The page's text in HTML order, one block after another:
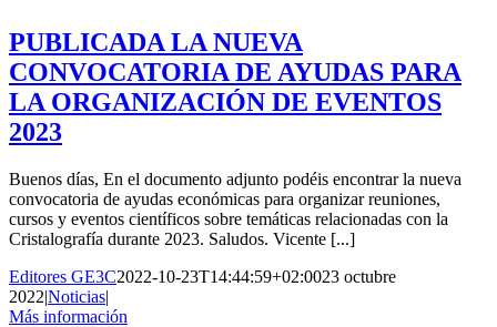
PUBLICADA LA NUEVA
CONVOCATORIA DE AYUDAS PARA
LA ORGANIZACIÓN DE EVENTOS
2023
Buenos días, En el documento adjunto podéis encontrar la nueva
convocatoria de ayudas económicas para organizar reuniones,
cursos y eventos científicos sobre temáticas relacionadas con la
Cristalografía durante 2023. Saludos. Vicente [...]
Editores GE3C2022-10-23T14:44:59+02:0023 octubre
2022|Noticias|
Más información